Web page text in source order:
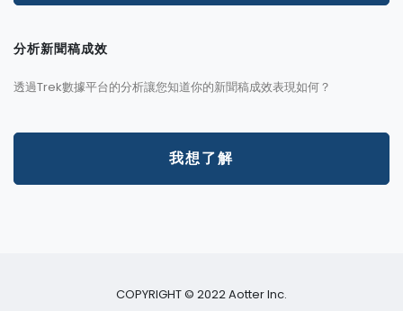
分析新聞稿成效
透過Trek數據平台的分析讓您知道你的新聞稿成效表現如何？
我想了解
COPYRIGHT © 2022 Aotter Inc.